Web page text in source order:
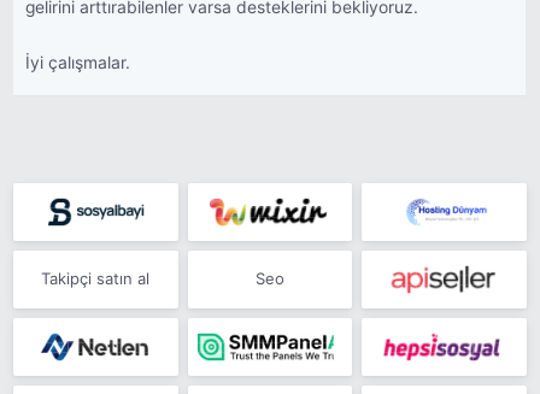
gelirini arttırabilenler varsa desteklerini bekliyoruz.
İyi çalışmalar.
Takipçi satın al Seo